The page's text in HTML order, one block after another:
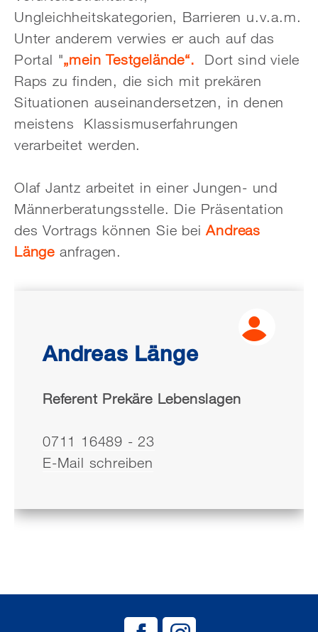
Ungleichheitskategorien, Barrieren u.v.a.m.
Unter anderem verwies er auch auf das
Portal "„mein Testgelände“. Dort sind viele
Raps zu finden, die sich mit prekären
Situationen auseinandersetzen, in denen
meistens Klassismuserfahrungen
verarbeitet werden.
Olaf Jantz arbeitet in einer Jungen- und
Männerberatungsstelle. Die Präsentation
des Vortrags können Sie beiAndreas
Länge anfragen.
Andreas Länge
Referent Prekäre Lebenslagen
0711 16489 - 23
E-Mail schreiben